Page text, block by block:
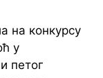
на конкурсу
у
петог